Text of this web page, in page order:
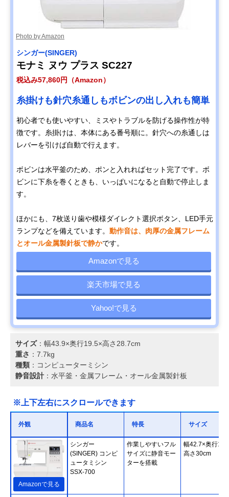
Photo by Amazon
シンガー(SINGER)
モナミ ヌウ プラス SC227
税込み57,860円（Amazon）
糸掛けも針穴糸通しもボビンの出し入れも簡単
初心者でも使いやすい、ミスやトラブルを防げる操作性が特
徴です。糸掛けは、本体にある番号順に。針穴への糸通しは
レバーを引けば自動で行えます。
ボビンは水平釜のため、ポンと入れればセット完了です。ボ
ビンに下糸を巻くときも、いっぱいになると自動で停止しま
す。
ほかにも、7枚送り歯や模様ダイレクト選択ボタン、LED手元
ランプなどを備えています。 動作音は、肉厚の金属フレーム
とオール金属製針板で静かです。
Amazonで見る
楽天市場で見る
Yahoo!で見る
サイズ：幅43.9×奥行19.5×高さ28.7cm
重さ ：7.7kg
種類 ：コンピューターミシン
静音設計 ：水平釜・金属フレーム・オール金属製針板
※上下左右にスクロールできます
外観 商品名 特長 サイズ
Amazonで見る
シンガー
(SINGER) コンピ
ュータミシン
SSX-700
作業しやすいフル
サイズに静音モー
ターを搭載
幅42.7×奥行
高さ30cm